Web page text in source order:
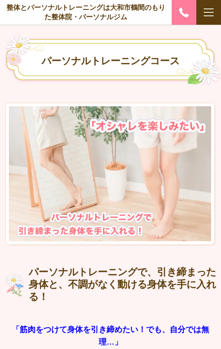
整体とパーソナルトレーニングは大和市鶴間のもり
た整体院・パーソナルジム
パーソナルトレーニングコース
パーソナルトレーニングで、引き締まった
身体と、不調がなく動ける身体を手に入れ
る！
「筋肉をつけて身体を引き締めたい！でも、自分では無
理…」